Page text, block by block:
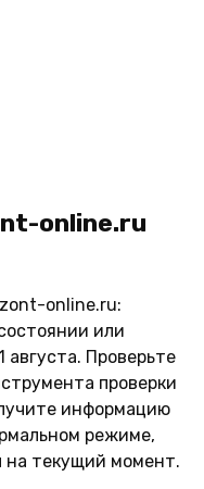
online.ru
online.ru:
или
августа. Проверьте
проверки
информацию
режиме,
на текущий момент.